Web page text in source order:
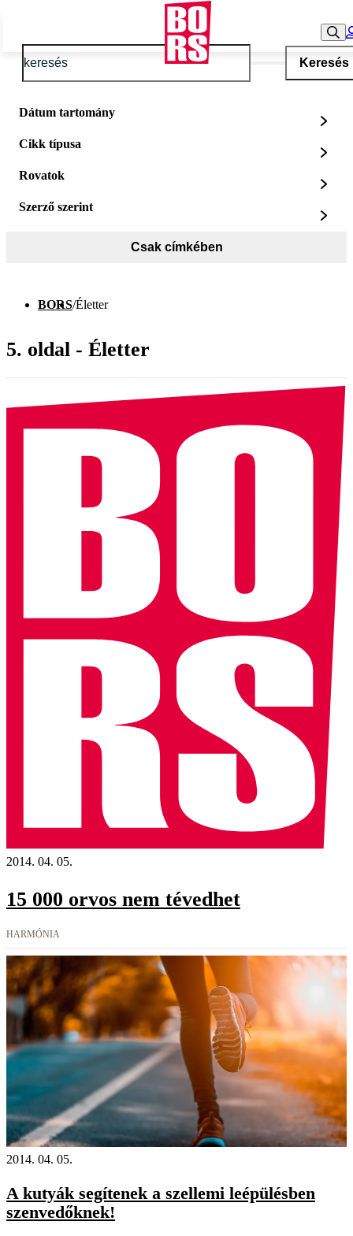
Keresés
Dátum tartomány
Cikk típusa
Rovatok
Szerző szerint
Csak címkében
BORS/Életter
5. oldal - Életter
2014. 04. 05.
15 000 orvos nem tévedhet
HARMÓNIA
2014. 04. 05.
A kutyák segítenek a szellemi leépülésben
szenvedőknek!